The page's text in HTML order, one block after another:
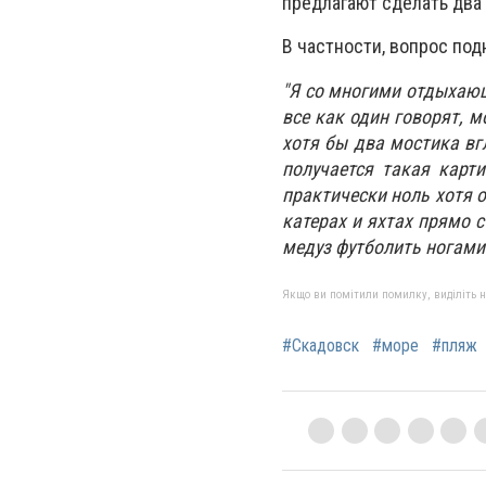
В частности, вопрос
"Я со многими
все как один говорят,
хотя бы два мостика
получается такая
практически ноль хотя
катерах и яхтах
медуз футболить
Якщо ви помітили помилку, виділіть
#Скадовск #море #пляж